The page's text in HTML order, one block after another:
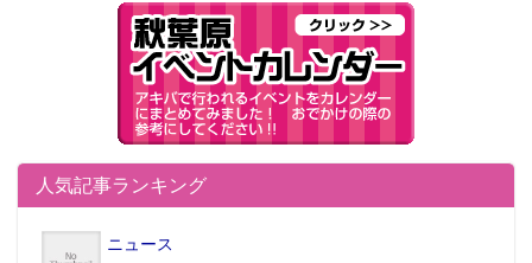
人気記事ランキング
ニュース